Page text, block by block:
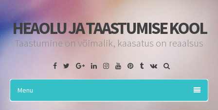
HEAOLU JA TAASTUMISE KOOL
Taastumine on võimalik, kaasatus on reaalsus
Facebook
TwitterGoogleLinkedinInstagram
YouTubePinterest
Tumblr
VK
Menu